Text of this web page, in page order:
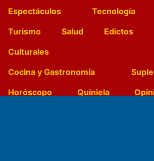
Espectáculos
Tecnología
Turismo
Salud Edictos
Culturales
Cocina y Gastronomía
Horóscopo
Quiniela